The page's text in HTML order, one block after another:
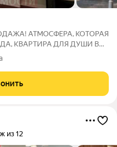
АТМОСФЕРА, КОТОРАЯ
КВАРТИРА ДЛЯ ДУШИ В
вашему вниманию
самом престижном и
из 12